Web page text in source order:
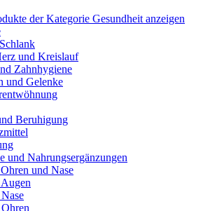
der Kategorie Gesundheit anzeigen
und Kreislauf
Zahnhygiene
und Gelenke
Beruhigung
und Nahrungsergänzungen
und Nase